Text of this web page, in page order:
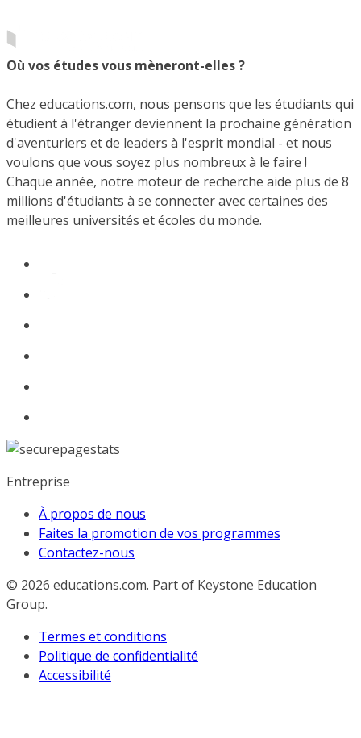
Où vos études vous mèneront-elles ?
Chez educations.com, nous pensons que les étudiants qui
étudient à l'étranger deviennent la prochaine génération
d'aventuriers et de leaders à l'esprit mondial - et nous
voulons que vous soyez plus nombreux à le faire !
Chaque année, notre moteur de recherche aide plus de 8
millions d'étudiants à se connecter avec certaines des
meilleures universités et écoles du monde.
Entreprise
À propos de nous
Faites la promotion de vos programmes
Contactez-nous
© 2026 educations.com. Part of Keystone Education
Group.
Termes et conditions
Politique de confidentialité
Accessibilité